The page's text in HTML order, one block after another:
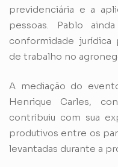
previdenciária e a
pessoas. Pablo
conformidade jurídica
de trabalho no
A mediação do
Henrique Carles,
contribuiu com sua
produtivos entre os
levantadas durante a